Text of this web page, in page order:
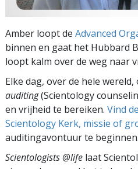
Amber loopt de Advanced
binnen en gaat het Hubbard
loopt kalm over de weg naar
Elke dag, over de hele
auditing(Scientology
en vrijheid te bereiken. Vind
Scientology Kerk, missie of
auditingavontuur te beginnen.
Scientologists @life laat